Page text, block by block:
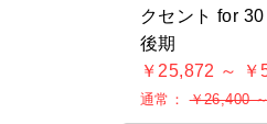
クセント for
後期
￥25,872 ～
通常：￥26,400